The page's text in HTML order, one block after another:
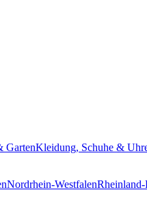
GartenKleidung, Schuhe &
Nordrhein-Westfalen